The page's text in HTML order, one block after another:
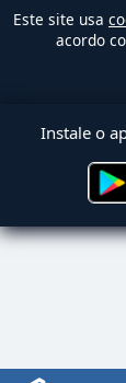
Este site usa
acordo
Instale o